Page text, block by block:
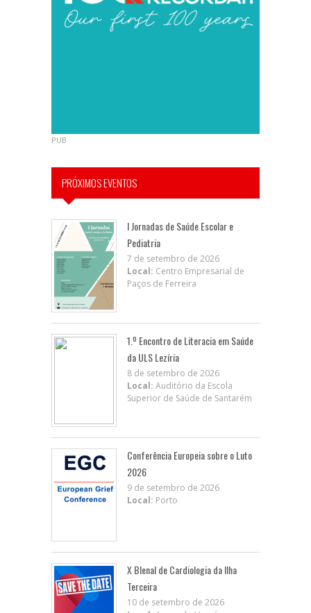
PUB
PRÓXIMOS EVENTOS
I Jornadas de Saúde Escolar e
Pediatria
7 de setembro de 2026
Local: Centro Empresarial de
Paços de Ferreira
1.º Encontro de Literacia em Saúde
da ULS Lezíria
8 de setembro de 2026
Local: Auditório da Escola
Superior de Saúde de Santarém
Conferência Europeia sobre o Luto
2026
9 de setembro de 2026
Local: Porto
X BIenal de Cardiologia da Ilha
Terceira
10 de setembro de 2026